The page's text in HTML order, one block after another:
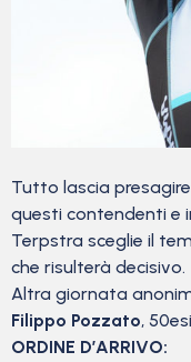
Tutto lascia
questi contendenti e
Terpstra sceglie il
che risulterà decisivo.
Altra giornata
Filippo Pozzato,
ORDINE D’ARRIVO: